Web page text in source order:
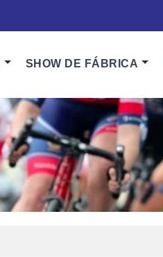
SHOW DE FÁBRICA